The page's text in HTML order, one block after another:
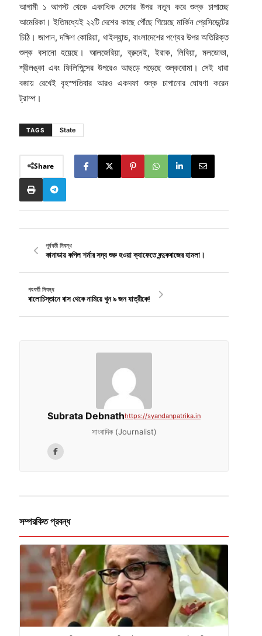
আগামী ১ আগস্ট থেকে একাধিক দেশের উপর নতুন করে শুল্ক চাপাচ্ছে
আমেরিকা। ইতিমধ্যেই ২২টি দেশের কাছে পৌঁছে গিয়েছে মার্কিন প্রেসিডেন্টের
চিঠি। জাপান, দক্ষিণ কোরিয়া, থাইল্যান্ড, বাংলাদেশের পণ্যের উপর অতিরিক্ত
শুল্ক বসানো হয়েছে। আলজেরিয়া, ব্রুনেই, ইরাক, লিবিয়া, মলডোভা,
শ্রীলঙ্কা এবং ফিলিপিন্সের উপরেও আছড়ে পড়েছে শুল্কবোমা। সেই ধারা
বজায় রেখেই বৃহস্পতিবার আরও একদফা শুল্ক চাপানোর ঘোষণা করেন
ট্রাম্প।
TAGS State
Share
পূর্ববর্তী নিবন্ধ
কানাডায় কপিল শর্মার সদ্য শুরু হওয়া ক্যাফেতে বন্দুকবাজের হামলা।
পরবর্তী নিবন্ধ
বালোচিস্তানে বাস থেকে নামিয়ে খুন ৯ জন যাত্রীকে!
Subrata Debnathhttps://syandanpatrika.in
সাংবাদিক (Journalist)
সম্পরকিত প্রবন্ধ